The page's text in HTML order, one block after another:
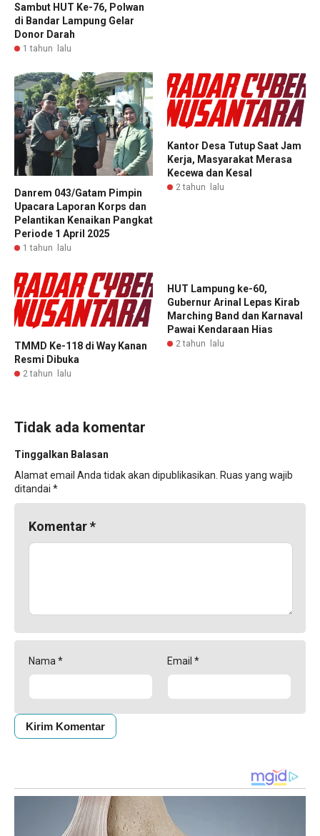
Sambut HUT Ke-76, Polwan
di Bandar Lampung Gelar
Donor Darah
1 tahun lalu
Danrem 043/Gatam Pimpin
Upacara Laporan Korps dan
Pelantikan Kenaikan Pangkat
Periode 1 April 2025
1 tahun lalu
Kantor Desa Tutup Saat Jam
Kerja, Masyarakat Merasa
Kecewa dan Kesal
2 tahun lalu
TMMD Ke-118 di Way Kanan
Resmi Dibuka
2 tahun lalu
HUT Lampung ke-60,
Gubernur Arinal Lepas Kirab
Marching Band dan Karnaval
Pawai Kendaraan Hias
2 tahun lalu
Tidak ada komentar
Tinggalkan Balasan
Alamat email Anda tidak akan dipublikasikan. Ruas yang wajib
ditandai *
Komentar*
Nama * Email *